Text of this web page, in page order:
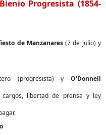
Progresista (1854-
de Manzanares(7 de julio) y
(progresista) y O'Donnell
cargos, libertad de prensa y ley